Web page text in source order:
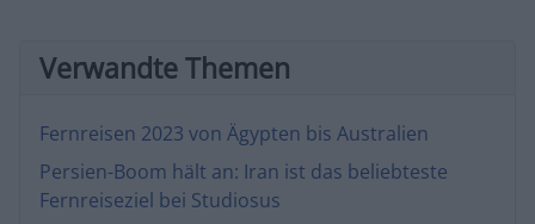
Verwandte Themen
Fernreisen 2023 von Ägypten bis Australien
Persien-Boom hält an: Iran ist das beliebteste
Fernreiseziel bei Studiosus